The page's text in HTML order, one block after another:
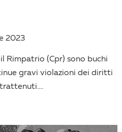
2023
Rimpatrio (Cpr) sono buchi
gravi violazioni dei diritti